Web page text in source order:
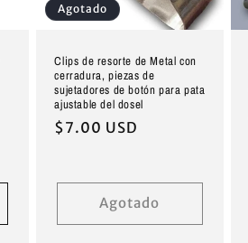
Agotado
Clips de resorte de Metal con
cerradura, piezas de
sujetadores de botón para pata
ajustable del dosel
Precio
$7.00 USD
Agotado